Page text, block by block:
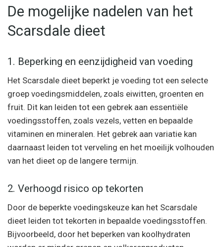
De mogelijke nadelen van het
Scarsdale dieet
1. Beperking en eenzijdigheid van voeding
Het Scarsdale dieet beperkt je voeding tot een selecte
groep voedingsmiddelen, zoals eiwitten, groenten en
fruit. Dit kan leiden tot een gebrek aan essentiële
voedingsstoffen, zoals vezels, vetten en bepaalde
vitaminen en mineralen. Het gebrek aan variatie kan
daarnaast leiden tot verveling en het moeilijk volhouden
van het dieet op de langere termijn.
2. Verhoogd risico op tekorten
Door de beperkte voedingskeuze kan het Scarsdale
dieet leiden tot tekorten in bepaalde voedingsstoffen.
Bijvoorbeeld, door het beperken van koolhydraten